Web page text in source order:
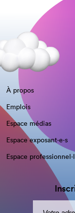
À propos
Emplois
Espace médias
Espace exposant·e⋅s
Espace